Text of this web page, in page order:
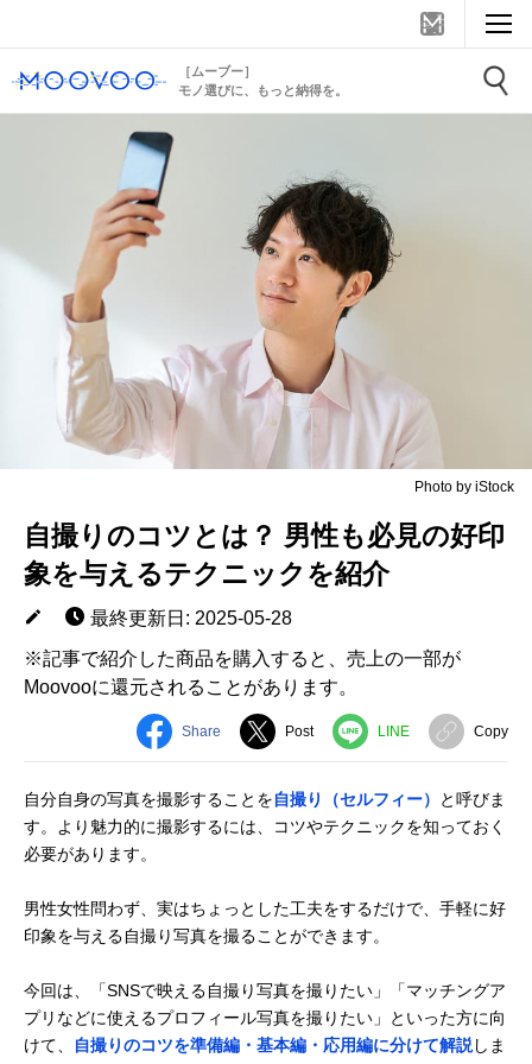
［ムーブー］
モノ選びに、もっと納得を。
Photo by iStock
自撮りのコツとは？ 男性も必見の好印
象を与えるテクニックを紹介
最終更新日: 2025-05-28
※記事で紹介した商品を購入すると、売上の一部が
Moovooに還元されることがあります。
Share Post LINE Copy
自分自身の写真を撮影することを自撮り（セルフィー）
と呼びま
す。より魅力的に撮影するには、コツやテクニックを知っておく
必要があります。
男性女性問わず、実はちょっとした工夫をするだけで、手軽に好
印象を与える自撮り写真を撮ることができます。
今回は、「SNSで映える自撮り写真を撮りたい」「マッチングア
プリなどに使えるプロフィール写真を撮りたい」といった方に向
けて、
自撮りのコツを準備編・基本編・応用編に分けて解説しま